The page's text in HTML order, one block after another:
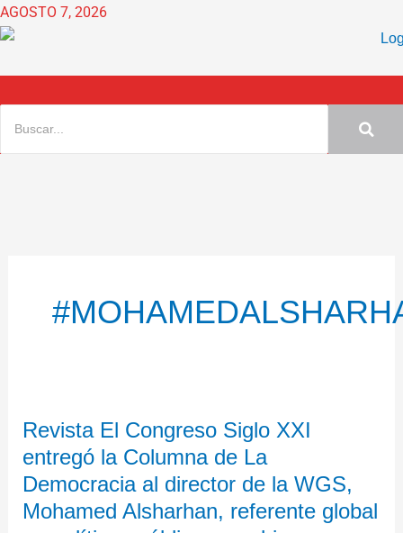
Ir
al
AGOSTO 7, 2026
Revista El Congreso Siglo XXI
entregó la Columna de La
Democracia al director de la WGS,
Mohamed Alsharhan, referente global
El
Congreso
Siglo
XXI